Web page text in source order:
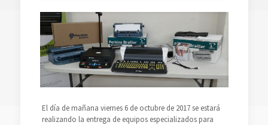
El día de mañana viernes 6 de octubre de 2017 se estará
realizando la entrega de equipos especializados para